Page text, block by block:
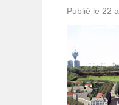
Publié le 22